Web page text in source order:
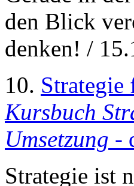
den Blick
denken! /
10. Strategie
Kursbuch
Umsetzung -
Strategie ist